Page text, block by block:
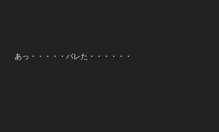
あっ・・・・・バレた・・・・・・